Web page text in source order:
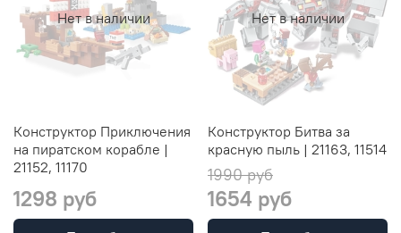
Нет в наличии
Конструктор Приключения
на пиратском корабле |
21152, 11170
1298 руб
Нет в наличии
Конструктор Битва за
красную пыль | 21163, 11514
1990 руб
1654 руб